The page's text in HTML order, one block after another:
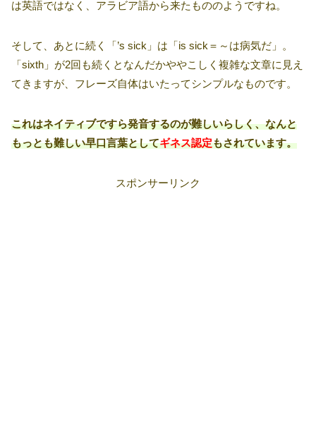
は英語ではなく、アラビア語から来たもののようですね。
そして、あとに続く「’s sick」は「is sick＝～は病気だ」。
「sixth」が2回も続くとなんだかややこしく複雑な文章に見え
てきますが、フレーズ自体はいたってシンプルなものです。
これはネイティブですら発音するのが難しいらしく、なんと
もっとも難しい早口言葉としてギネス認定もされています。
スポンサーリンク